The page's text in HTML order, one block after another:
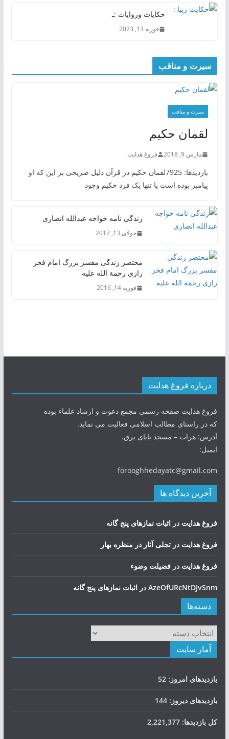
حکایات وروایات :ـ
فوریه 13, 2023
سیرت و مناقب
سیرت و منافب
لقمان حکیم
مارس 9, 2018 فروغ هدایت
بازدیدها: 7925لقمان حکیم در قرآن دلیل صریحی بر این که او
پیامبر بوده است یا تنها یک فرد حکیم وجود
زندگی نامه خواجه عبدالله انصاری
جولای 13, 2017
مختصر زندگی مفسر بزرگ امام فخر
رازی رحمة الله علیه
فوریه 14, 2016
درباره فروغ هدایت
فروغ هدایت صفحه رسمی مجمع دعوت و ارشاد علماء بوده
که در راستای مطالب اسلامی فعالیت می نماید.
آدرس: هرات – مسجد بابای برق.
ایمیل:
forooghhedayatc@gmail.com
آخرین دیدگاه ها
فروغ هدایت در اثبات نمازهای پنج گانه
فروغ هدایت در تجلی آثار در منظره بهار
فروغ هدایت در فضيلت وضوء
AzeOfURcNtDJvSnmدر اثبات نمازهای پنج گانه
دسته‌ها
دسته‌ها
آمار سایت
بازدیدهای امروز: 52
بازدیدهای دیروز: 144
کل بازدیدها: 2,221,377